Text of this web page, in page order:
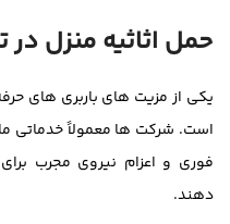
حمل اثاثیه منزل
یکی از مزیت های باربری های
است. شرکت ها معمولاً خدماتی
فوری و اعزام نیروی مجرب
دهند.